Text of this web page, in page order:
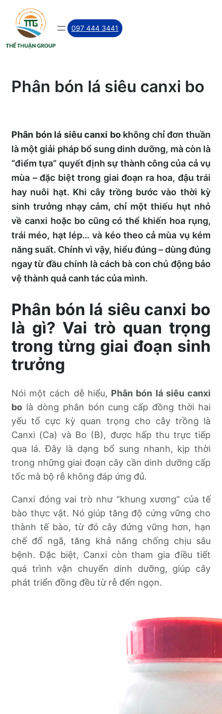
Skip
content
097 444 3441
Phân bón lá siêu canxi bo
Phân bón lá siêu canxi bokhông chỉ đơn thuần
là một giải pháp bổ sung dinh dưỡng, mà còn là
“điểm tựa” quyết định sự thành công của cả vụ
mùa – đặc biệt trong giai đoạn ra hoa, đậu trái
hay nuôi hạt. Khi cây trồng bước vào thời kỳ
sinh trưởng nhạy cảm, chỉ một thiếu hụt nhỏ
về canxi hoặc bo cũng có thể khiến hoa rụng,
trái méo, hạt lép… và kéo theo cả mùa vụ kém
năng suất. Chính vì vậy, hiểu đúng – dùng đúng
ngay từ đầu chính là cách bà con chủ động bảo
vệ thành quả canh tác của mình.
Phân bón lá siêu canxi bo
là gì? Vai trò quan trọng
trong từng giai đoạn sinh
trưởng
Nói một cách dễ hiểu, Phân bón lá siêu canxi
bo là dòng phân bón cung cấp đồng thời hai
yếu tố cực kỳ quan trọng cho cây trồng là
Canxi (Ca) và Bo (B), được hấp thu trực tiếp
qua lá. Đây là dạng bổ sung nhanh, kịp thời
trong những giai đoạn cây cần dinh dưỡng cấp
tốc mà bộ rễ không đáp ứng đủ.
Canxi đóng vai trò như “khung xương” của tế
bào thực vật. Nó giúp tăng độ cứng vững cho
thành tế bào, từ đó cây đứng vững hơn, hạn
chế đổ ngã, tăng khả năng chống chịu sâu
bệnh. Đặc biệt, Canxi còn tham gia điều tiết
quá trình vận chuyển dinh dưỡng, giúp cây
phát triển đồng đều từ rễ đến ngọn.